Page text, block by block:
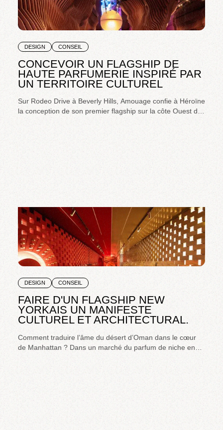
DESIGN CONSEIL
CONCEVOIR UN FLAGSHIP DE
HAUTE PARFUMERIE INSPIRÉ PAR
UN TERRITOIRE CULTUREL
Sur Rodeo Drive à Beverly Hills, Amouage confie à Héroïne
la conception de son premier flagship sur la côte Ouest des
DESIGN CONSEIL
FAIRE D'UN FLAGSHIP NEW
YORKAIS UN MANIFESTE
CULTUREL ET ARCHITECTURAL.
Comment traduire l’âme du désert d’Oman dans le cœur
de Manhattan ? Dans un marché du parfum de niche en